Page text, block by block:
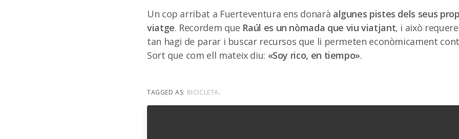
Un cop arribat a Fuerteventura ens donarà algunes pistes dels seus
viatge. Recordem que Raúl es un nòmada que viu viatjant, i això
tan hagi de parar i buscar recursos que li permeten econòmicament
Sort que com ell mateix diu: «Soy rico, en tiempo».
TAGGED AS: BICICLETA.